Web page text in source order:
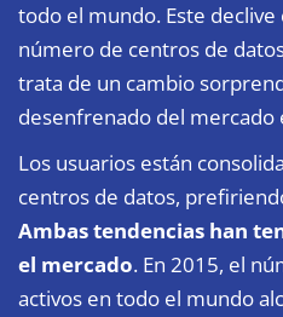
todo el mundo. Este
número de centros de
trata de un cambio
desenfrenado del mercado
Los usuarios están
centros de datos,
Ambas tendencias han
el mercado. En 2015, el
activos en todo el mundo